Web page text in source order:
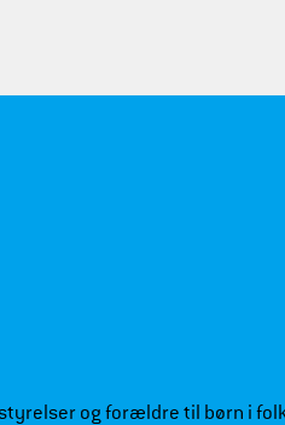
og forældre til børn i